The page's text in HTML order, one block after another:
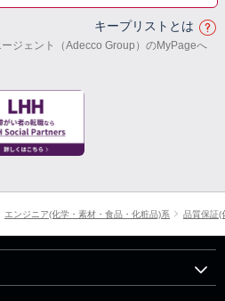
キープリストとは
ジェント（Adecco Group）のMyPageへ
エンジニア(化学・素材・食品・化粧品)系 品質保証(